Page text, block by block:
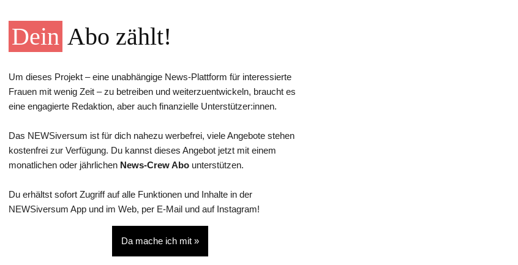
Dein Abo zählt!
Um dieses Projekt – eine unabhängige News-Plattform für interessierte
Frauen mit wenig Zeit – zu betreiben und weiterzuentwickeln, braucht es
eine engagierte Redaktion, aber auch finanzielle Unterstützer:innen.
Das NEWSiversum ist für dich nahezu werbefrei, viele Angebote stehen
kostenfrei zur Verfügung. Du kannst dieses Angebot jetzt mit einem
monatlichen oder jährlichen News-Crew Abo unterstützen.
Du erhältst sofort Zugriff auf alle Funktionen und Inhalte in der
NEWSiversum App und im Web, per E-Mail und auf Instagram!
Da mache ich mit »